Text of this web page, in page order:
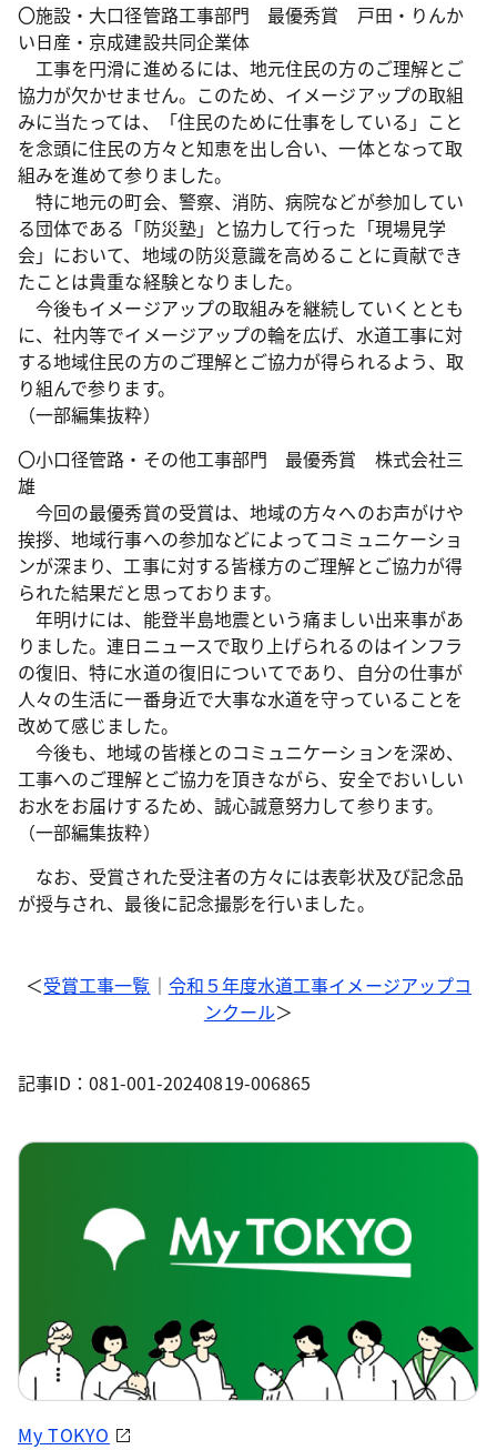
〇施設・大口径管路工事部門 最優秀賞 戸田・りんか
い日産・京成建設共同企業体
工事を円滑に進めるには、地元住民の方のご理解とご
協力が欠かせません。このため、イメージアップの取組
みに当たっては、「住民のために仕事をしている」こと
を念頭に住民の方々と知恵を出し合い、一体となって取
組みを進めて参りました。
特に地元の町会、警察、消防、病院などが参加してい
る団体である「防災塾」と協力して行った「現場見学
会」において、地域の防災意識を高めることに貢献でき
たことは貴重な経験となりました。
今後もイメージアップの取組みを継続していくととも
に、社内等でイメージアップの輪を広げ、水道工事に対
する地域住民の方のご理解とご協力が得られるよう、取
り組んで参ります。
（一部編集抜粋）
〇小口径管路・その他工事部門 最優秀賞 株式会社三
雄
今回の最優秀賞の受賞は、地域の方々へのお声がけや
挨拶、地域行事への参加などによってコミュニケーショ
ンが深まり、工事に対する皆様方のご理解とご協力が得
られた結果だと思っております。
年明けには、能登半島地震という痛ましい出来事があ
りました。連日ニュースで取り上げられるのはインフラ
の復旧、特に水道の復旧についてであり、自分の仕事が
人々の生活に一番身近で大事な水道を守っていることを
改めて感じました。
今後も、地域の皆様とのコミュニケーションを深め、
工事へのご理解とご協力を頂きながら、安全でおいしい
お水をお届けするため、誠心誠意努力して参ります。
（一部編集抜粋）
なお、受賞された受注者の方々には表彰状及び記念品
が授与され、最後に記念撮影を行いました。
＜受賞工事一覧 ｜ 令和５年度水道工事イメージアップコ
ンクール＞
記事ID：081-001-20240819-006865
My TOKYO